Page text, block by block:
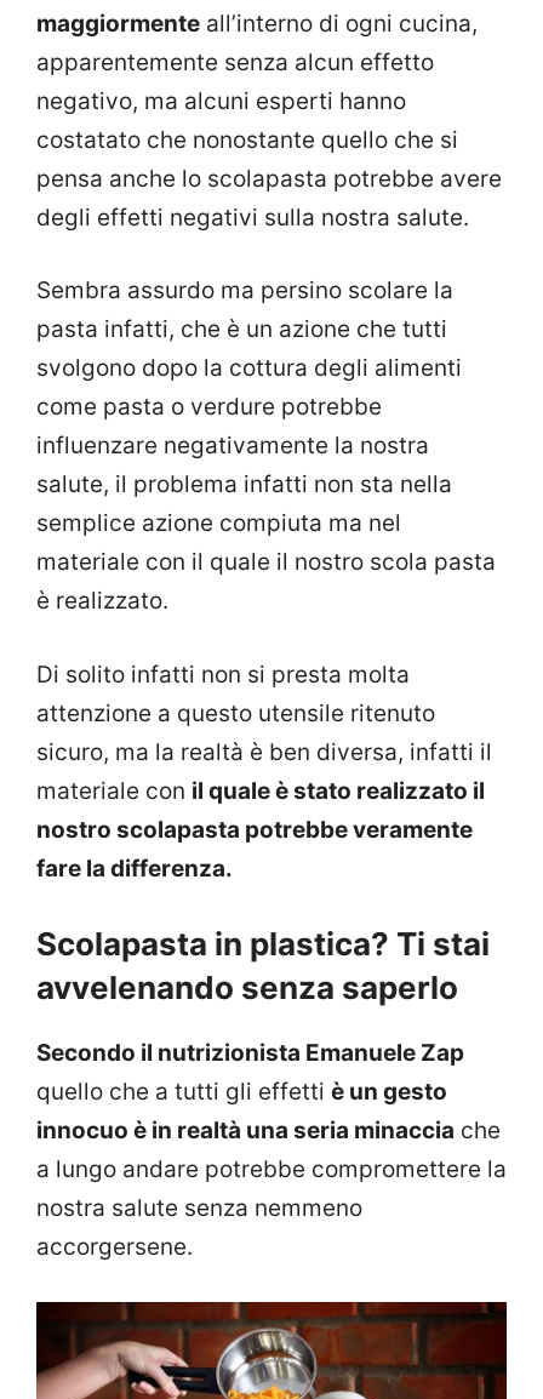
maggiormente all’interno di ogni cucina,
apparentemente senza alcun effetto
negativo, ma alcuni esperti hanno
costatato che nonostante quello che si
pensa anche lo scolapasta potrebbe avere
degli effetti negativi sulla nostra salute.
Sembra assurdo ma persino scolare la
pasta infatti, che è un azione che tutti
svolgono dopo la cottura degli alimenti
come pasta o verdure potrebbe
influenzare negativamente la nostra
salute, il problema infatti non sta nella
semplice azione compiuta ma nel
materiale con il quale il nostro scola pasta
è realizzato.
Di solito infatti non si presta molta
attenzione a questo utensile ritenuto
sicuro, ma la realtà è ben diversa, infatti il
materiale con il quale è stato realizzato il
nostro scolapasta potrebbe veramente
fare la differenza.
Scolapasta in plastica? Ti stai
avvelenando senza saperlo
Secondo il nutrizionista Emanuele Zap
quello che a tutti gli effetti è un gesto
innocuo è in realtà una seria minaccia che
a lungo andare potrebbe compromettere la
nostra salute senza nemmeno
accorgersene.